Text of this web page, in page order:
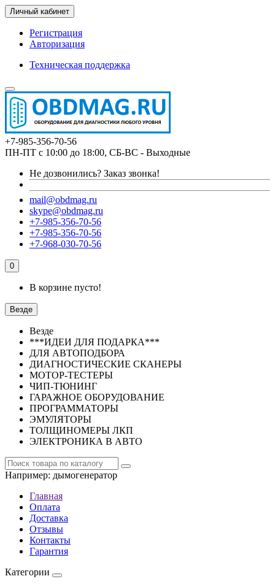
Личный кабинет
Регистрация
Авторизация
Техническая поддержка
+7-985-356-70-56
ПН-ПТ с 10:00 до 18:00, СБ-ВС - Выходные
Не дозвонились? Заказ звонка!
mail@obdmag.ru
skype@obdmag.ru
+7-985-356-70-56
+7-985-356-70-56
+7-968-030-70-56
0
В корзине пусто!
Везде
Везде
***ИДЕИ ДЛЯ ПОДАРКА***
ДЛЯ АВТОПОДБОРА
ДИАГНОСТИЧЕСКИЕ СКАНЕРЫ
МОТОР-ТЕСТЕРЫ
ЧИП-ТЮНИНГ
ГАРАЖНОЕ ОБОРУДОВАНИЕ
ПРОГРАММАТОРЫ
ЭМУЛЯТОРЫ
ТОЛЩИНОМЕРЫ ЛКП
ЭЛЕКТРОНИКА В АВТО
Например: дымогенератор
Главная
Оплата
Доставка
Отзывы
Контакты
Гарантия
Категории